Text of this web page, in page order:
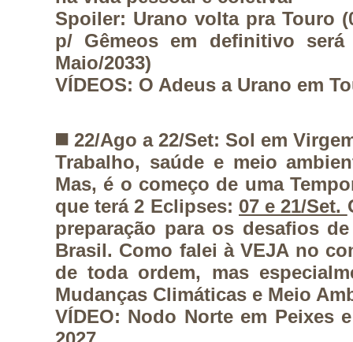
Spoiler: Urano volta pra Touro
p/ Gêmeos em definitivo será
Maio/2033)
VÍDEOS: O Adeus a Urano em
◼️ 22/Ago a 22/Set: Sol em
Trabalho, saúde e meio
Mas, é o começo de uma
que terá 2 Eclipses: 07 e 21/Set.
preparação para os desafios
Brasil. Como falei à VEJA no
de toda ordem, mas
Mudanças Climáticas e Meio
VÍDEO: Nodo Norte em Peixes